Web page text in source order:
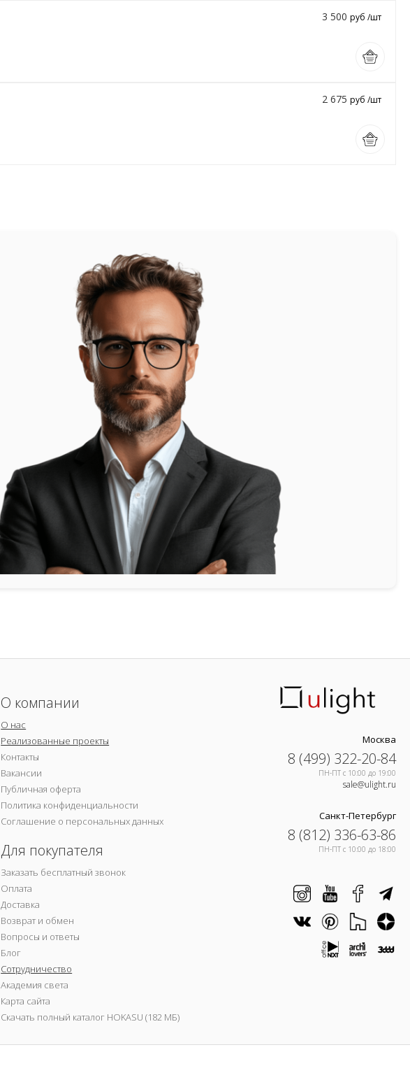
3 500 руб /шт
2 675 руб /шт
О компании
О нас
Реализованные проекты
Контакты
Вакансии
Публичная оферта
Политика конфиденциальности
Соглашение о персональных данных
Для покупателя
Заказать бесплатный звонок
Оплата
Доставка
Возврат и обмен
Вопросы и ответы
Блог
Сотрудничество
Академия света
Карта сайта
Скачать полный каталог HOKASU (182 МБ)
Москва
8 (499) 322-20-84
ПН-ПТ c 10:00 до 19:00
sale@ulight.ru
Санкт-Петербург
8 (812) 336-63-86
ПН-ПТ c 10:00 до 18:00